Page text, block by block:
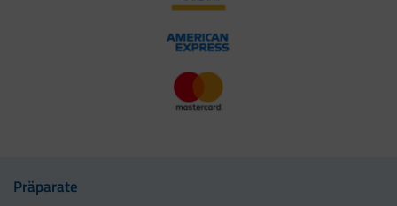
Präparate